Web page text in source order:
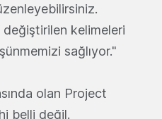
değiştirilen kelimeleri
sağlıyor."
olan Project
belli değil.